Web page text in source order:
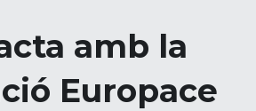
amb la
Europace